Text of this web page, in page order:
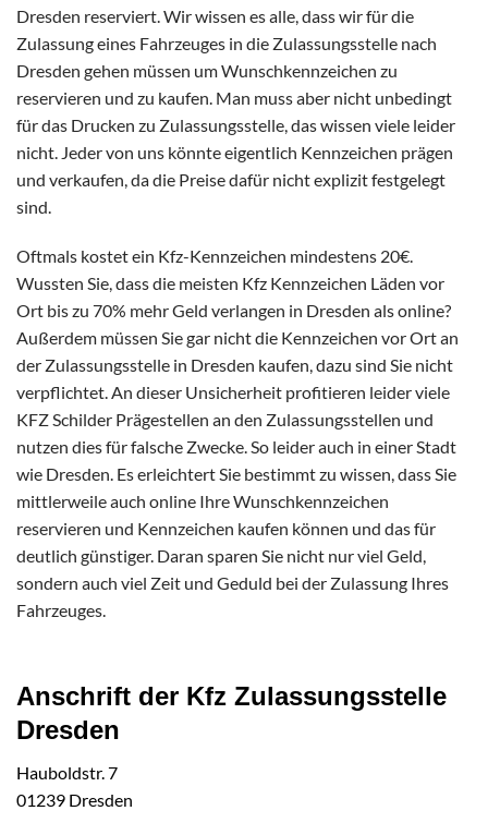
Dresden reserviert. Wir wissen es alle, dass wir für die
Zulassung eines Fahrzeuges in die Zulassungsstelle nach
Dresden gehen müssen um Wunschkennzeichen zu
reservieren und zu kaufen. Man muss aber nicht unbedingt
für das Drucken zu Zulassungsstelle, das wissen viele leider
nicht. Jeder von uns könnte eigentlich Kennzeichen prägen
und verkaufen, da die Preise dafür nicht explizit festgelegt
sind.
Oftmals kostet ein Kfz-Kennzeichen mindestens 20€.
Wussten Sie, dass die meisten Kfz Kennzeichen Läden vor
Ort bis zu 70% mehr Geld verlangen in Dresden als online?
Außerdem müssen Sie gar nicht die Kennzeichen vor Ort an
der Zulassungsstelle in Dresden kaufen, dazu sind Sie nicht
verpflichtet. An dieser Unsicherheit profitieren leider viele
KFZ Schilder Prägestellen an den Zulassungsstellen und
nutzen dies für falsche Zwecke. So leider auch in einer Stadt
wie Dresden. Es erleichtert Sie bestimmt zu wissen, dass Sie
mittlerweile auch online Ihre Wunschkennzeichen
reservieren und Kennzeichen kaufen können und das für
deutlich günstiger. Daran sparen Sie nicht nur viel Geld,
sondern auch viel Zeit und Geduld bei der Zulassung Ihres
Fahrzeuges.
Anschrift der Kfz Zulassungsstelle
Dresden
Hauboldstr. 7
01239 Dresden